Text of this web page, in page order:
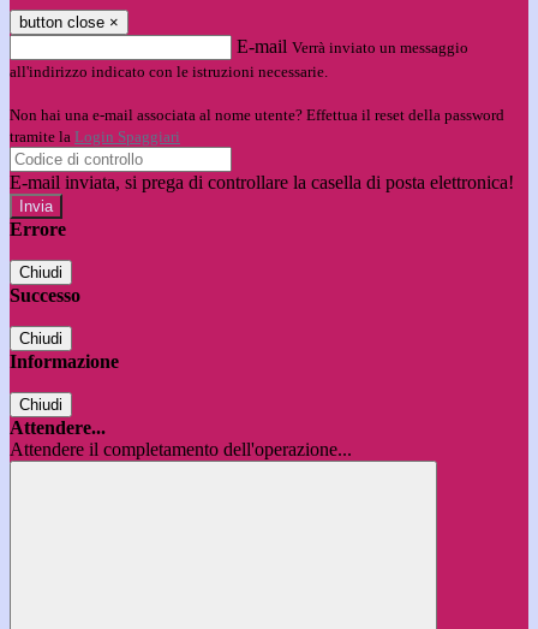
button close ×
E-mail Verrà inviato un messaggio
all'indirizzo indicato con le istruzioni necessarie.
Non hai una e-mail associata al nome utente? Effettua il reset della password
tramite la Login Spaggiari
E-mail inviata, si prega di controllare la casella di posta elettronica!
Errore
Chiudi
Successo
Chiudi
Informazione
Chiudi
Attendere...
Attendere il completamento dell'operazione...